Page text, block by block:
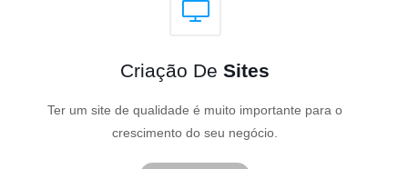
Criação De Sites
Ter um site de qualidade é muito importante para o
crescimento do seu negócio.